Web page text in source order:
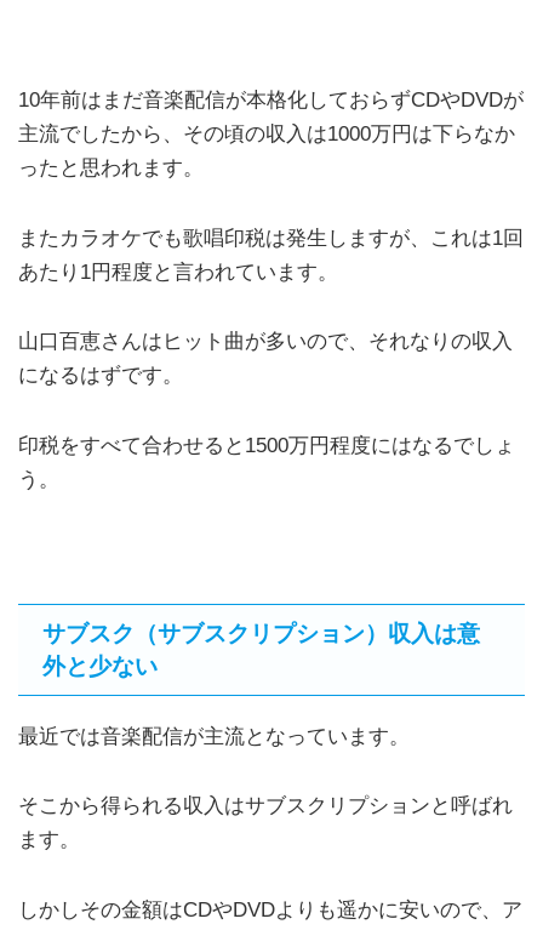
10年前はまだ音楽配信が本格化しておらずCDやDVDが
主流でしたから、その頃の収入は1000万円は下らなか
ったと思われます。
またカラオケでも歌唱印税は発生しますが、これは1回
あたり1円程度と言われています。
山口百恵さんはヒット曲が多いので、それなりの収入
になるはずです。
印税をすべて合わせると1500万円程度にはなるでしょ
う。
サブスク（サブスクリプション）収入は意
外と少ない
最近では音楽配信が主流となっています。
そこから得られる収入はサブスクリプションと呼ばれ
ます。
しかしその金額はCDやDVDよりも遥かに安いので、ア